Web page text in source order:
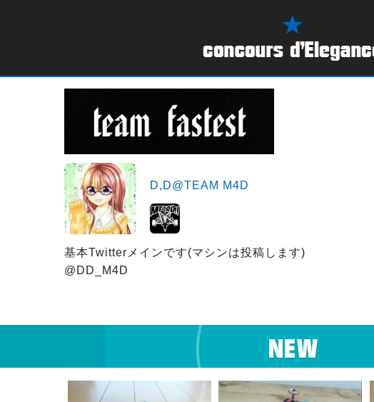
D,D@TEAM M4D
基本Twitterメインです(マシンは投稿します)
@DD_M4D